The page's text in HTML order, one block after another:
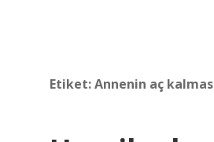
Etiket:Annenin aç